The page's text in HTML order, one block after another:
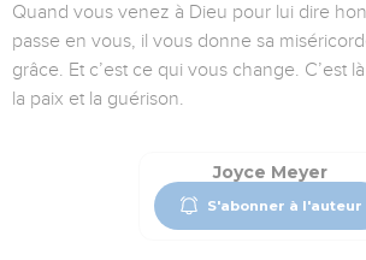
Quand vous venez à Dieu pour lui dire
passe en vous, il vous donne sa
grâce. Et c’est ce qui vous change. C’est
la paix et la guérison.
Joyce Meyer
S'abonner à l'auteur